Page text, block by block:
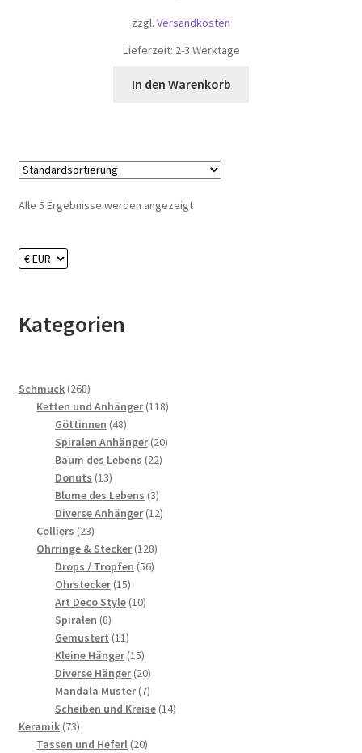
zzgl. Versandkosten
Lieferzeit: 2-3 Werktage
In den Warenkorb
Alle 5 Ergebnisse werden angezeigt
Kategorien
Schmuck 268268
Produkte
Ketten und Anhänger 118118
Göttinnen 4848
Produkte
Spiralen Anhänger 2020
Baum des Lebens 2222
Donuts 1313
Produkte
Blume des Lebens 33
Produkte
Diverse Anhänger 1212
Colliers 2323
Produkte
Ohrringe & Stecker 128128
Drops / Tropfen 5656
Ohrstecker 1515
Produkte
Art Deco Style 1010
Spiralen 88
Produkte
Gemustert 1111
Produkte
Kleine Hänger 1515
Produkte
Diverse Hänger 2020
Produkte
Mandala Muster 77
Produkte
Scheiben und Kreise 1414
Keramik 7373
Produkte
Tassen und Heferl 2020